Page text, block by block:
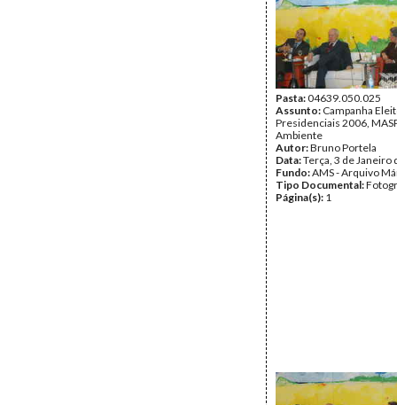
Pasta:04639.050.025
Assunto: Campanha
Presidenciais 2006,
Ambiente
Autor:Bruno Portela
Data:Terça, 3 de Janeiro
Fundo:AMS - Arquivo
Tipo Documental:
Página(s): 1